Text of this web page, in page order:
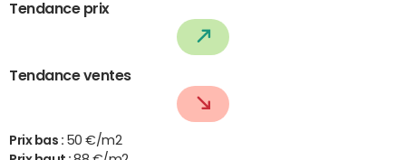
Tendance prix
Tendance ventes
Prix bas : 50 €/m2